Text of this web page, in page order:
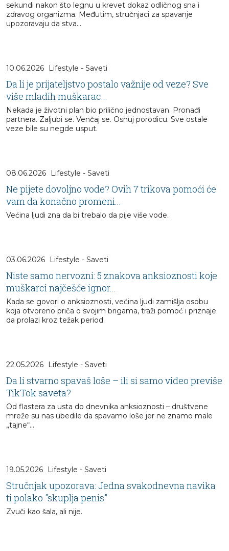
sekundi nakon što legnu u krevet dokaz odličnog sna i
zdravog organizma. Međutim, stručnjaci za spavanje
upozoravaju da stva...
10.06.2026 Lifestyle - Saveti
Da li je prijateljstvo postalo važnije od veze? Sve
više mladih muškarac...
Nekada je životni plan bio prilično jednostavan. Pronađi
partnera. Zaljubi se. Venčaj se. Osnuj porodicu. Sve ostale
veze bile su negde usput.
08.06.2026 Lifestyle - Saveti
Ne pijete dovoljno vode? Ovih 7 trikova pomoći će
vam da konačno promeni...
Većina ljudi zna da bi trebalo da pije više vode.
03.06.2026 Lifestyle - Saveti
Niste samo nervozni: 5 znakova anksioznosti koje
muškarci najčešće ignor...
Kada se govori o anksioznosti, većina ljudi zamišlja osobu
koja otvoreno priča o svojim brigama, traži pomoć i priznaje
da prolazi kroz težak period.
22.05.2026 Lifestyle - Saveti
Da li stvarno spavaš loše – ili si samo video previše
TikTok saveta?
Od flastera za usta do dnevnika anksioznosti – društvene
mreže su nas ubedile da spavamo loše jer ne znamo male
„tajne“…
19.05.2026 Lifestyle - Saveti
Stručnjak upozorava: Jedna svakodnevna navika
ti polako "skuplja penis"
Zvuči kao šala, ali nije.